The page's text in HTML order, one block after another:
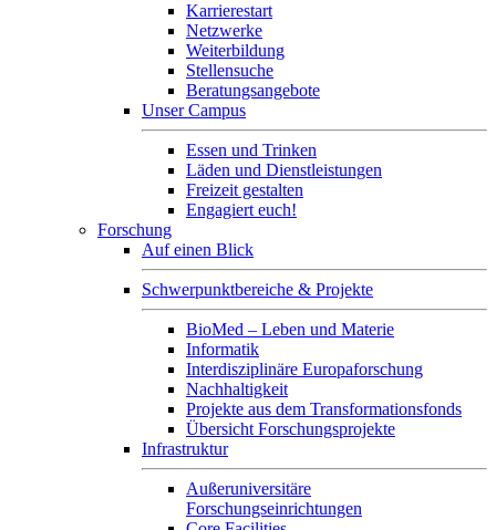
Karrierestart
Netzwerke
Weiterbildung
Stellensuche
Beratungsangebote
Unser Campus
Essen und Trinken
Läden und Dienstleistungen
Freizeit gestalten
Engagiert euch!
Forschung
Auf einen Blick
Schwerpunktbereiche & Projekte
BioMed – Leben und Materie
Informatik
Interdisziplinäre Europaforschung
Nachhaltigkeit
Projekte aus dem Transformationsfonds
Übersicht Forschungsprojekte
Infrastruktur
Außeruniversitäre
Forschungseinrichtungen